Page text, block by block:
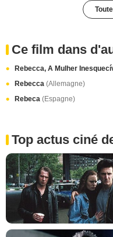
Ce film dans
Rebecca, A Mulher
Rebecca (Allemagne)
Rebeca (Espagne)
Top actus ciné